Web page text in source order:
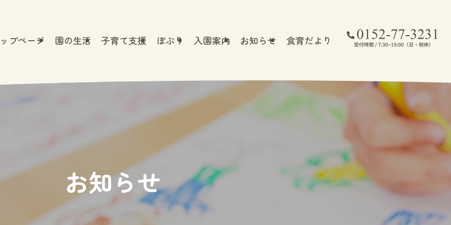
プページ 園の生活 子育て支援 ぽぷり 入園案内 お知らせ 食育だより
お知らせ